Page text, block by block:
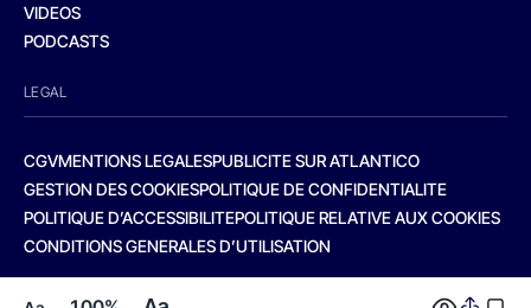
VIDEOS
PODCASTS
LEGAL
CGVMENTIONS LEGALESPUBLICITE SUR ATLANTICO
GESTION DES COOKIESPOLITIQUE DE CONFIDENTIALITE
POLITIQUE D’ACCESSIBILITEPOLITIQUE RELATIVE AUX COOKIES
CONDITIONS GENERALES D’UTILISATION